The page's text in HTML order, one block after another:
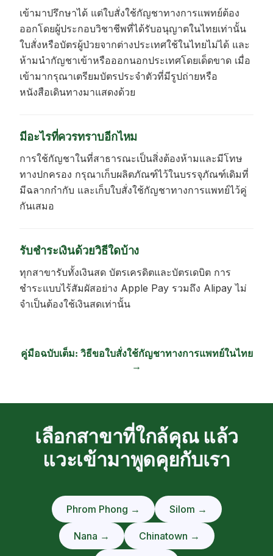
เข้ามาปรึกษาได้ แต่ใบสั่งใช้กัญชาทางการแพทย์ต้อง
ออกโดยผู้ประกอบวิชาชีพที่ได้รับอนุญาตในไทยเท่านั้น
ใบสั่งหรือบัตรผู้ป่วยจากต่างประเทศใช้ในไทยไม่ได้ และ
ห้ามนำกัญชาเข้าหรือออกนอกประเทศโดยเด็ดขาด เมื่อ
เข้ามากรุณาเตรียมบัตรประจำตัวที่มีรูปถ่ายหรือ
หนังสือเดินทางมาแสดงด้วย
มีอะไรที่ควรทราบอีกไหม
การใช้กัญชาในที่สาธารณะเป็นสิ่งต้องห้ามและมีโทษ
ทางปกครอง กรุณาเก็บผลิตภัณฑ์ไว้ในบรรจุภัณฑ์เดิมที่
มีฉลากกำกับ และเก็บใบสั่งใช้กัญชาทางการแพทย์ไว้คู่
กันเสมอ
รับชำระเงินด้วยวิธีใดบ้าง
ทุกสาขารับทั้งเงินสด บัตรเครดิตและบัตรเดบิต การ
ชำระแบบไร้สัมผัสอย่าง Apple Pay รวมถึง Alipay ไม่
จำเป็นต้องใช้เงินสดเท่านั้น
คู่มือฉบับเต็ม: วิธีขอใบสั่งใช้กัญชาทางการแพทย์ในไทย
→
เลือกสาขาที่ใกล้คุณ แล้ว
แวะเข้ามาพูดคุยกับเรา
Phrom Phong → Silom →
Nana → Chinatown →